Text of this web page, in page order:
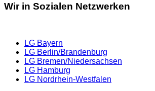
Wir in Sozialen Netzwerken
LG Bayern
LG Berlin/Brandenburg
LG Bremen/Niedersachsen
LG Hamburg
LG Nordrhein-Westfalen